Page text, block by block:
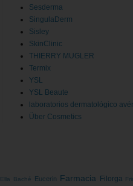
Sesderma
SingulaDerm
Sisley
SkinClinic
THIERRY MUGLER
Termix
YSL
YSL Beaute
laboratorios dermatológico
Über Cosmetics
Ella Baché Eucerin Farmacia Filorga